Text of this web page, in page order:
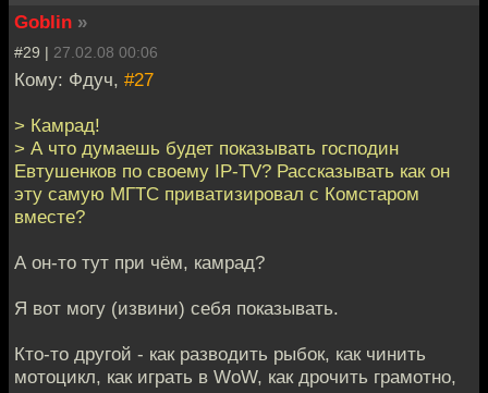
Goblin »
#29 | 27.02.08 00:06
Кому: Фдуч, #27
> Камрад!
> А что думаешь будет показывать господин
Евтушенков по своему IP-TV? Рассказывать как он
эту самую МГТС приватизировал с Комстаром
вместе?
А он-то тут при чём, камрад?
Я вот могу (извини) себя показывать.
Кто-то другой - как разводить рыбок, как чинить
мотоцикл, как играть в WoW, как дрочить грамотно,